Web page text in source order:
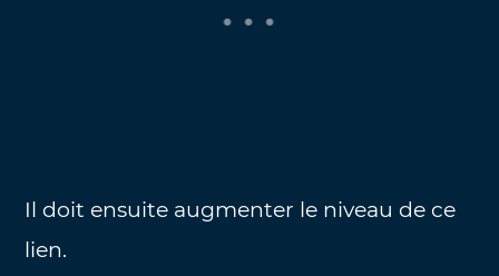
Il doit ensuite augmenter le niveau de ce
lien.